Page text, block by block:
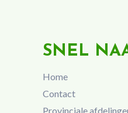
SNEL
Home
Contact
Provinciale